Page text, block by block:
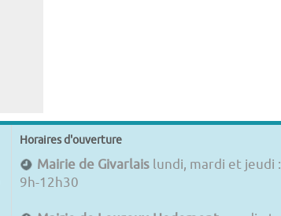
Horaires d'ouverture
Mairie de Givarlais lundi, mardi et jeudi :
9h-12h30